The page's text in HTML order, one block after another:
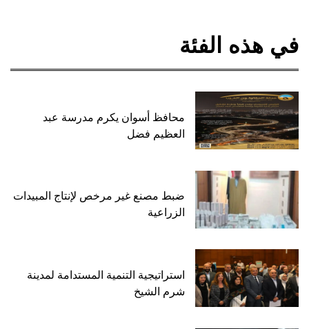
في هذه الفئة
محافظ أسوان يكرم مدرسة عبد
العظيم فضل
ضبط مصنع غير مرخص لإنتاج المبيدات
الزراعية
استراتيجية التنمية المستدامة لمدينة
شرم الشيخ